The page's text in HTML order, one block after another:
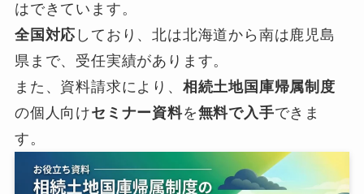
はできています。
全国対応 しており、北は北海道から南は鹿児島
県まで、受任実績があります。
また、資料請求により、 相続土地国庫帰属制度
の個人向けセミナー資料を無料で入手できま
す。